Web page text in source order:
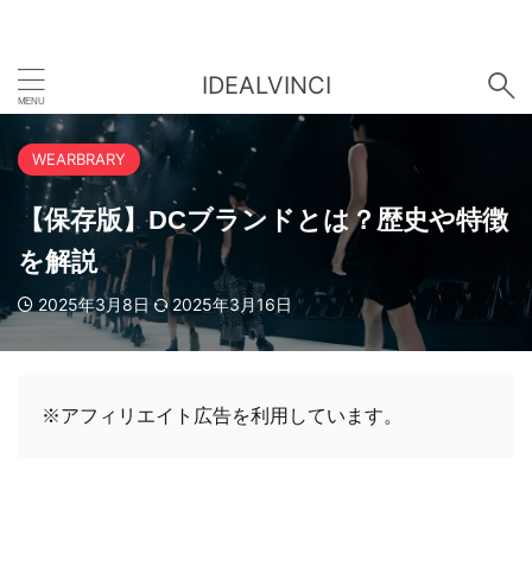
IDEALVINCI
WEARBRARY
【保存版】DCブランドとは？歴史や特徴
を解説
2025年3月8日 2025年3月16日
※アフィリエイト広告を利用しています。